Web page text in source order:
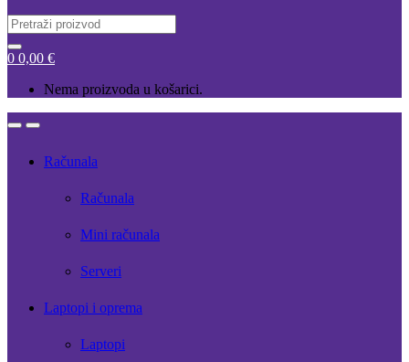
Search
for:
0 0,00 €
Nema proizvoda u košarici.
OpenClose
Računala
Računala
Mini računala
Serveri
Laptopi i oprema
Laptopi